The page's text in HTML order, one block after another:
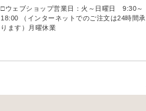
□ウェブショップ営業日：火～日曜日 9:30～
18:00 （インターネットでのご注文は24時間承
ります）月曜休業